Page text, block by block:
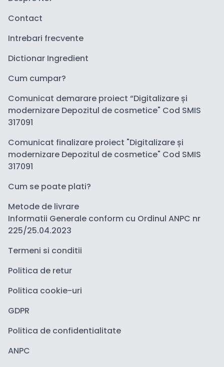
Contact
Intrebari frecvente
Dictionar Ingredient
Cum cumpar?
Comunicat demarare proiect “Digitalizare și
modernizare Depozitul de cosmetice" Cod SMIS
317091
Comunicat finalizare proiect "Digitalizare și
modernizare Depozitul de cosmetice" Cod SMIS
317091
Cum se poate plati?
Metode de livrare
Informatii Generale conform cu Ordinul ANPC nr
225/25.04.2023
Termeni si conditii
Politica de retur
Politica cookie-uri
GDPR
Politica de confidentialitate
ANPC